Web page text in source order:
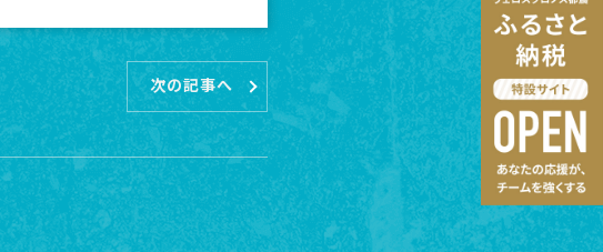
次の記事へ